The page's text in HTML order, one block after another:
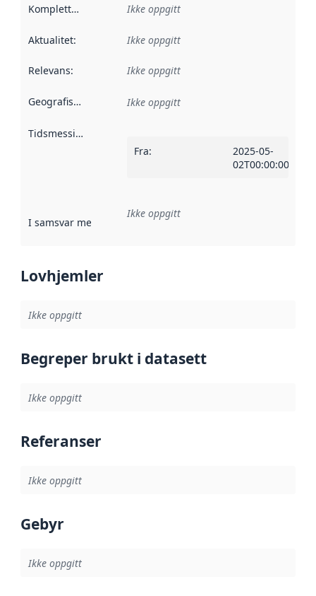
Kompletthet Ikke oppgitt
Aktualitet: Ikke oppgitt
Relevans: Ikke oppgitt
Geografisk avgrensning :
Ikke oppgitt
Tidsmessig avgrensning
Fra:
2025-05-
02T00:00:00Z
I samsvar med Referanse til en implementasjonsregel
Ikke oppgitt
Lovhjemler
Ikke oppgitt
Begreper brukt i datasett
Ikke oppgitt
Referanser
Ikke oppgitt
Gebyr
Ikke oppgitt